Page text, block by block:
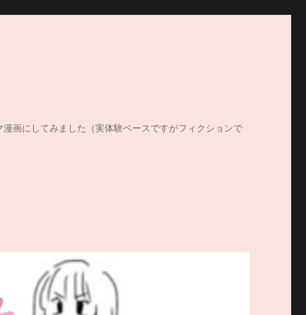
にしてみました（実体験ベースですがフィクションで